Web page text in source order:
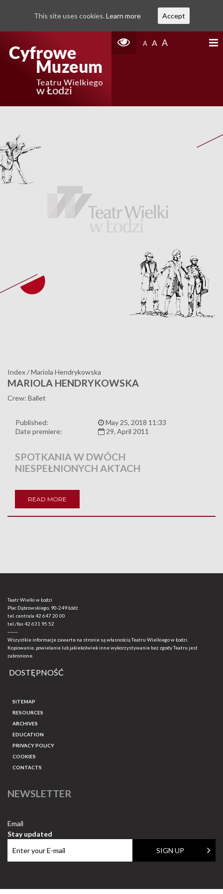
A A A
Index/Mariola Hendrykowska
MARIOLA HENDRYKOWSKA
Crew: Ballet
Published:
May 25, 2018 11:33
Date premiere:
29, April 2011
SPOTKANIA W DWÓCH
NIESPEŁNIONYCH AKTACH
READ MORE
Teatr Wielki w Łodzi
Plac Dąbrowskiego, 90-249 Łódź
tel. centrala 42 647 20 00
tel./fax42 631 95 52
-------
Wszystkie informacje zawarte na stronie są własnością Teatru Wielkiego w Łodzi.
Kopiowanie, powielanie lub jakiekolwiek inne wykorzystywanie bez zgody Teatru jest
zabronione.
DOSTĘPNOŚĆ
SITEMAP
RESOURCES
ARCHIVES
EDUCATION
PRIVACY POLICY
COOKIES
CONTACTS
NEWSLETTER
Email
Stay updated
This site uses cookies. Learn more Accept